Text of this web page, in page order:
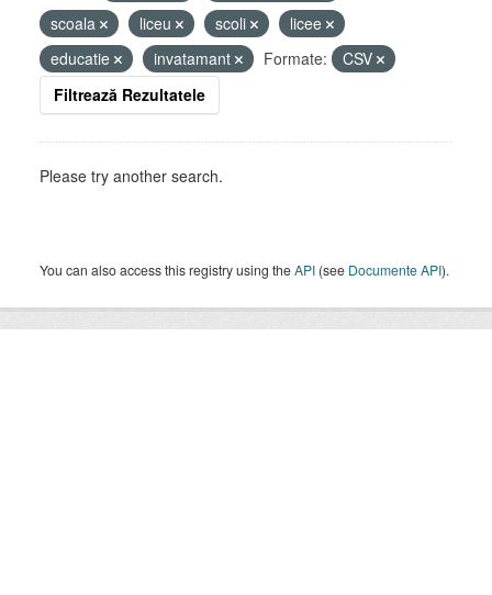
scoala
liceu scoli
licee
educatie
invatamant Formate:
CSV
Filtrează Rezultatele
Please try another search.
You can also access this registry using theAPI (see Documente API).